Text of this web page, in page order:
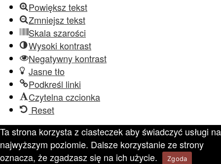
Powiększ tekst
Zmniejsz tekst
Skala szarości
Wysoki kontrast
Negatywny kontrast
Jasne tło
Podkreśl linki
Czytelna czcionka
Reset
Ta strona korzysta z ciasteczek aby świadczyć usługi na
najwyższym poziomie. Dalsze korzystanie ze strony
oznacza, że zgadzasz się na ich użycie.
Zgoda